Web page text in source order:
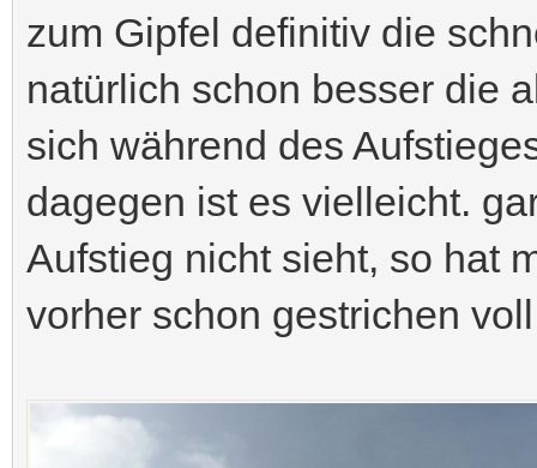
zum Gipfel definitiv die
natürlich schon besser die
sich während des
dagegen ist es vielleicht.
Aufstieg nicht sieht, so hat
vorher schon gestrichen